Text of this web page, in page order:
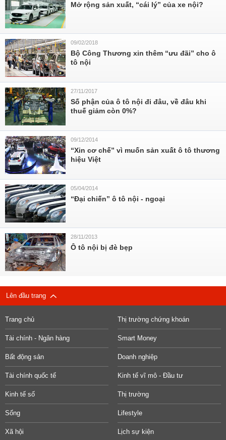
Mở rộng sản xuất, “cái lý” của xe nội?
09/02/2018
Bộ Công Thương xin thêm “ưu đãi” cho ô
tô nội
27/11/2017
Số phận của ô tô nội đi đâu, về đâu khi
thuế giảm còn 0%?
09/12/2014
“Xin cơ chế” vì muốn sản xuất ô tô thương
hiệu Việt
05/04/2014
“Đại chiến” ô tô nội - ngoại
28/11/2013
Ô tô nội bị đè bẹp
Lên đầu trang
Trang chủ Thị trường chứng khoán
Tài chính - Ngân hàng Smart Money
Bất động sản Doanh nghiệp
Tài chính quốc tế Kinh tế vĩ mô - Đầu tư
Kinh tế số Thị trường
Sống Lifestyle
Xã hội Lịch sự kiện